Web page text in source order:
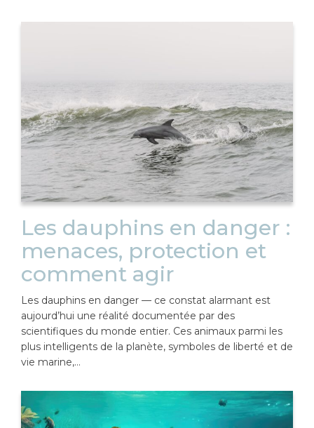
Les dauphins en danger :
menaces, protection et
comment agir
Les dauphins en danger — ce constat alarmant est
aujourd’hui une réalité documentée par des
scientifiques du monde entier. Ces animaux parmi les
plus intelligents de la planète, symboles de liberté et de
vie marine,…